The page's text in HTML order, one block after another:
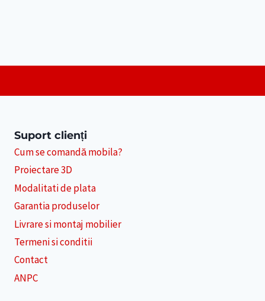
Suport clienți
Cum se comandă mobila?
Proiectare 3D
Modalitati de plata
Garantia produselor
Livrare si montaj mobilier
Termeni si conditii
Contact
ANPC